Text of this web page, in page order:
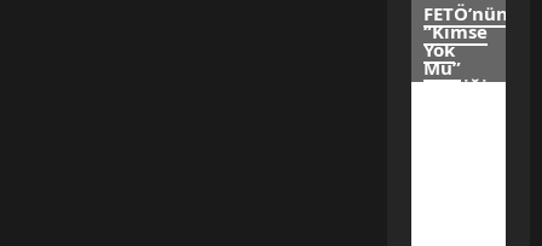
FETÖ’nün
“Kimse
Yok
Mu”
Taktiğinden